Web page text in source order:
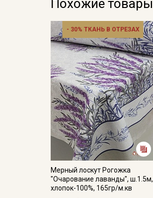
Похожие товары
- 30% ТКАНЬ В ОТРЕЗАХ
Мерный лоскут Рогожка
"Очарование лаванды", ш.1.5м,
хлопок-100%, 165гр/м.кв